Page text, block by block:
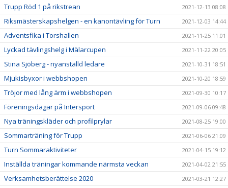
Trupp Röd 1 på rikstrean 2021-12-13 08:08
Riksmästerskapshelgen - en kanontävling för Turn 2021-12-03 14:44
Adventsfika i Torshallen 2021-11-25 11:01
Lyckad tävlingshelg i Mälarcupen 2021-11-22 20:05
Stina Sjöberg - nyanställd ledare 2021-10-31 18:51
Mjukisbyxor i webbshopen 2021-10-20 18:59
Tröjor med lång ärm i webbshopen 2021-09-30 10:17
Föreningsdagar på Intersport 2021-09-06 09:48
Nya träningskläder och profilprylar 2021-08-25 19:00
Sommarträning för Trupp 2021-06-06 21:09
Turn Sommaraktiviteter 2021-04-15 19:12
Inställda träningar kommande närmsta veckan 2021-04-02 21:55
Verksamhetsberättelse 2020 2021-03-21 12:27